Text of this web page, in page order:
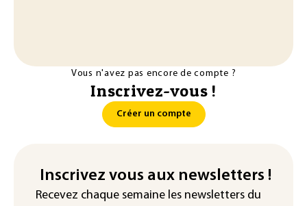
Vous n'avez pas encore de compte ?
Inscrivez-vous !
Créer un compte
Inscrivez vous aux newsletters !
Recevez chaque semaine les newsletters du